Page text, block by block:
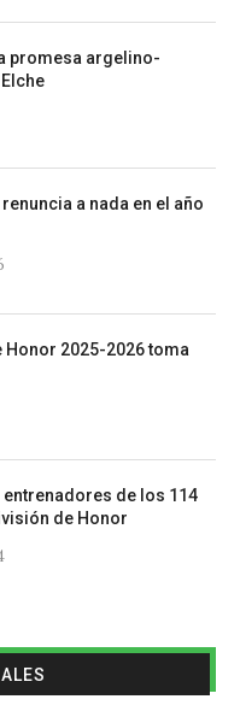
promesa argelino-
renuncia a nada en el año
Honor 2025-2026 toma
entrenadores de los 114
de Honor